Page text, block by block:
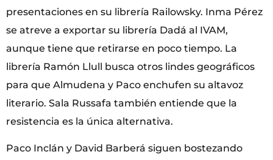
presentaciones en su librería Railowsky. Inma Pérez
se atreve a exportar su librería Dadá al IVAM,
aunque tiene que retirarse en poco tiempo. La
librería Ramón Llull busca otros lindes geográficos
para que Almudena y Paco enchufen su altavoz
literario. Sala Russafa también entiende que la
resistencia es la única alternativa.
Paco Inclán y David Barberá siguen bostezando